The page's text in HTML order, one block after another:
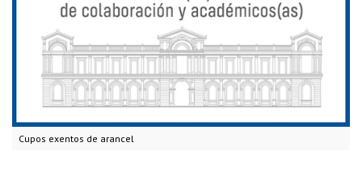
Cupos exentos de arancel